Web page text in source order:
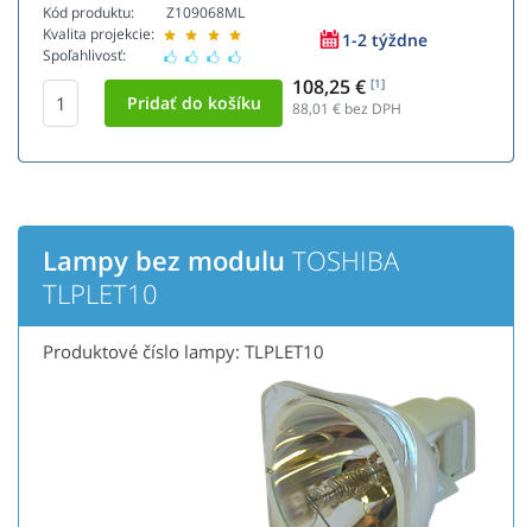
Kód produktu:
Kvalita projekcie:
Spoľahlivosť:
Z109068ML
1-2 týždne
108,25 € [1]
88,01 € bez DPH
Lampy bez modulu TOSHIBA
TLPLET10
Produktové číslo lampy: TLPLET10